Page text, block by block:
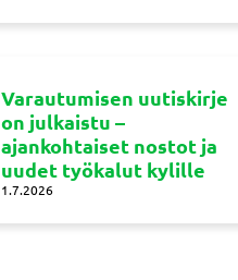
Varautumisen uutiskirje
on julkaistu –
ajankohtaiset nostot ja
uudet työkalut kylille
1.7.2026